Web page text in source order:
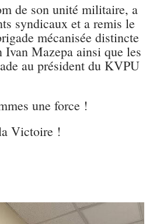
de son unité militaire, a
syndicaux et a remis le
mécanisée distincte
Ivan Mazepa ainsi que les
au président du KVPU
une force !
Victoire !